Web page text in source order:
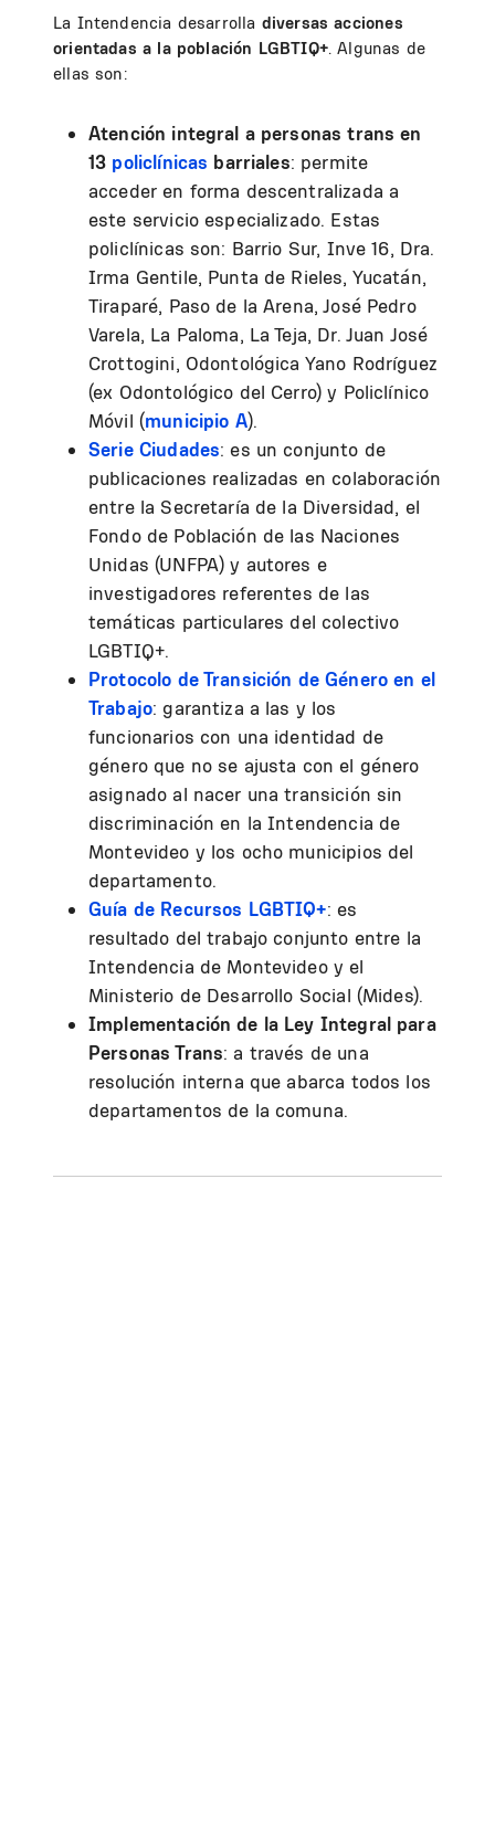
La Intendencia desarrolla diversas acciones
orientadas a la población LGBTIQ+. Algunas de
ellas son:
Atención integral a personas trans en
13 policlínicas barriales: permite
acceder en forma descentralizada a
este servicio especializado. Estas
policlínicas son: Barrio Sur, Inve 16, Dra.
Irma Gentile, Punta de Rieles, Yucatán,
Tiraparé, Paso de la Arena, José Pedro
Varela, La Paloma, La Teja, Dr. Juan José
Crottogini, Odontológica Yano Rodríguez
(ex Odontológico del Cerro) y Policlínico
Móvil (municipio A).
Serie Ciudades: es un conjunto de
publicaciones realizadas en colaboración
entre la Secretaría de la Diversidad, el
Fondo de Población de las Naciones
Unidas (UNFPA) y autores e
investigadores referentes de las
temáticas particulares del colectivo
LGBTIQ+.
Protocolo de Transición de Género en el
Trabajo: garantiza a las y los
funcionarios con una identidad de
género que no se ajusta con el género
asignado al nacer una transición sin
discriminación en la Intendencia de
Montevideo y los ocho municipios del
departamento.
Guía de Recursos LGBTIQ+: es
resultado del trabajo conjunto entre la
Intendencia de Montevideo y el
Ministerio de Desarrollo Social (Mides).
Implementación de la Ley Integral para
Personas Trans: a través de una
resolución interna que abarca todos los
departamentos de la comuna.